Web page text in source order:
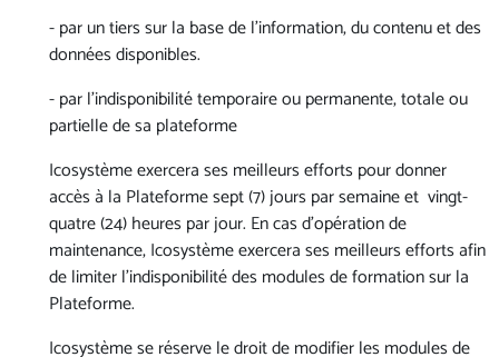
- par un tiers sur la base de l’information, du contenu et des
données disponibles.
- par l’indisponibilité temporaire ou permanente, totale ou
partielle de sa plateforme
Icosystème exercera ses meilleurs efforts pour donner
accès à la Plateforme sept (7) jours par semaine et vingt-
quatre (24) heures par jour. En cas d’opération de
maintenance, Icosystème exercera ses meilleurs efforts afin
de limiter l’indisponibilité des modules de formation sur la
Plateforme.
Icosystème se réserve le droit de modifier les modules de